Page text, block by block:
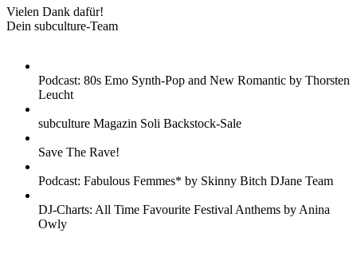
Vielen Dank dafür!
Dein subculture-Team
Podcast: 80s Emo Synth-Pop and New Romantic by Thorsten
Leucht
subculture Magazin Soli Backstock-Sale
Save The Rave!
Podcast: Fabulous Femmes* by Skinny Bitch DJane Team
DJ-Charts: All Time Favourite Festival Anthems by Anina
Owly